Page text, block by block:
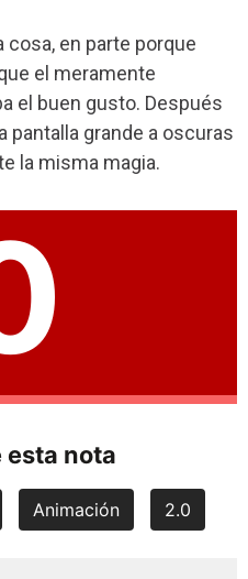
en parte porque
el meramente
el buen gusto. Después
pantalla grande a oscuras
la misma magia.
esta nota
Animación 2.0